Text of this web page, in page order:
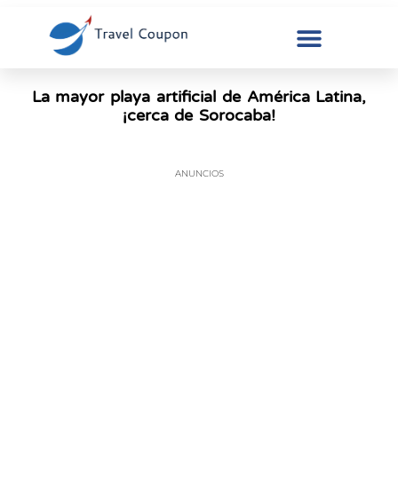
La mayor playa artificial de América Latina,
¡cerca de Sorocaba!
ANUNCIOS